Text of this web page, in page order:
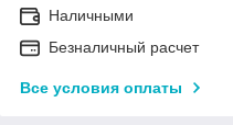
Наличными
Безналичный расчет
Все условия оплаты